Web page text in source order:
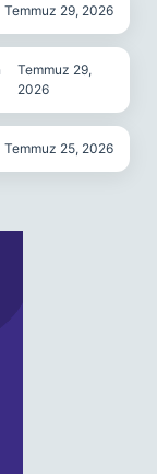
Temmuz 29, 2026
Temmuz 29,
2026
Temmuz 25, 2026